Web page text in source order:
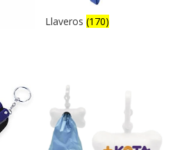
Llaveros(170)